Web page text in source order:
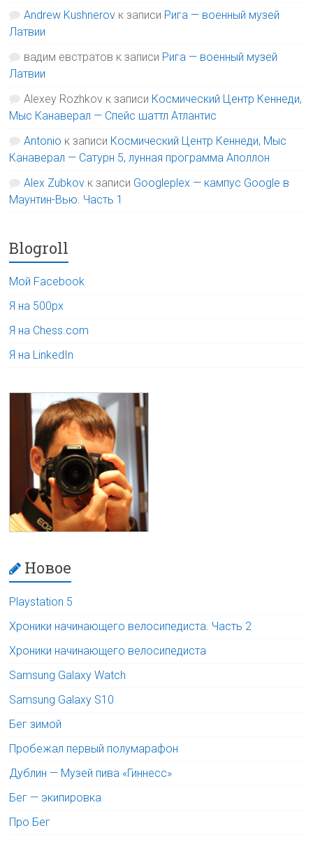
Andrew Kushnerov к записи Рига — военный музей
Латвии
вадим евстратов к записи Рига — военный музей
Латвии
Alexey Rozhkov к записи Космический Центр Кеннеди,
Мыс Канаверал — Спейс шаттл Атлантис
Antonio к записи Космический Центр Кеннеди, Мыс
Канаверал — Сатурн 5, лунная программа Аполлон
Alex Zubkov к записи Googleplex — кампус Google в
Маунтин-Вью. Часть 1
Blogroll
Мой Facebook
Я на 500px
Я на Chess.com
Я на LinkedIn
Новое
Playstation 5
Хроники начинающего велосипедиста. Часть 2
Хроники начинающего велосипедиста
Samsung Galaxy Watch
Samsung Galaxy S10
Бег зимой
Пробежал первый полумарафон
Дублин — Музей пива «Гиннесс»
Бег — экипировка
Про Бег